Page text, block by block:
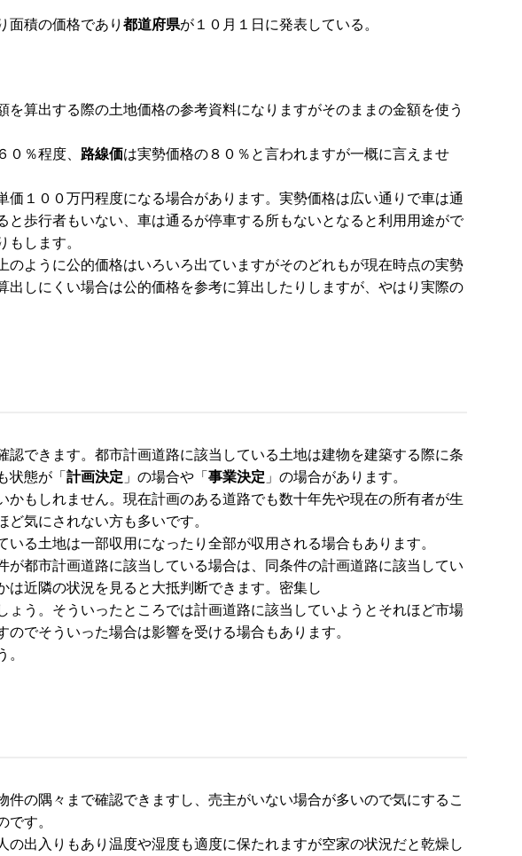
面積の価格であり 都道府県が１０月１日に発表している。
算出する際の土地価格の参考資料になりますがそのままの金額を使う
％程度、 路線価は実勢価格の８０％と言われますが一概に言えませ
１００万円程度になる場合があります。実勢価格は広い通りで車は通
歩行者もいない、車は通るが停車する所もないとなると利用用途がで
します。
のように公的価格はいろいろ出ていますがそのどれもが現在時点の実勢
しにくい場合は公的価格を参考に算出したりしますが、やはり実際の
認できます。都市計画道路に該当している土地は建物を建築する際に条
状態が「計画決定 」の場合や「事業決定 」の場合があります。
もしれません。現在計画のある道路でも数十年先や現在の所有者が生
気にされない方も多いです。
る土地は一部収用になったり全部が収用される場合もあります。
都市計画道路に該当している場合は、同条件の計画道路に該当してい
近隣の状況を見ると大抵判断できます。密集し
う。そういったところでは計画道路に該当していようとそれほど市場
でそういった場合は影響を受ける場合もあります。
の隅々まで確認できますし、売主がいない場合が多いので気にするこ
す。
出入りもあり温度や湿度も適度に保たれますが空家の状況だと乾燥し